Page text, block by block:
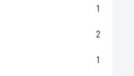
1
2
1